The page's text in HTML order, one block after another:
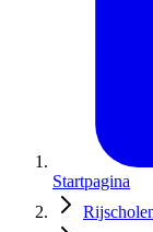
Startpagina